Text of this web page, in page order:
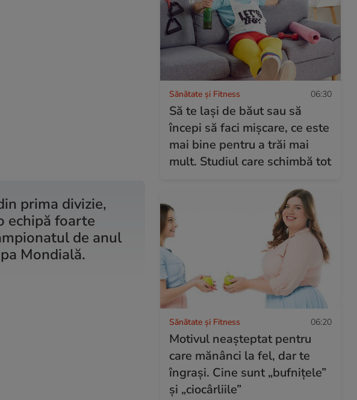
prima divizie,
echipă foarte
de anul
Mondială.
Sănătate și Fitness 06:30
Să te lași de băut sau să
începi să faci mișcare, ce este
mai bine pentru a trăi mai
mult. Studiul care schimbă tot
Sănătate și Fitness 06:20
Motivul neașteptat pentru
care mănânci la fel, dar te
îngrași. Cine sunt „bufnițele”
și „ciocârliile”